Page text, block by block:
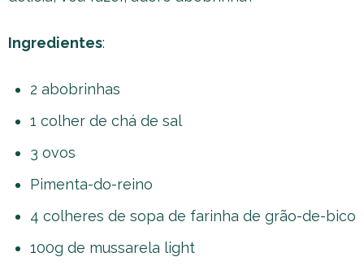
Ingredientes:
2 abobrinhas
1 colher de chá de sal
3 ovos
Pimenta-do-reino
4 colheres de sopa de farinha de grão-de-bico
100g de mussarela light